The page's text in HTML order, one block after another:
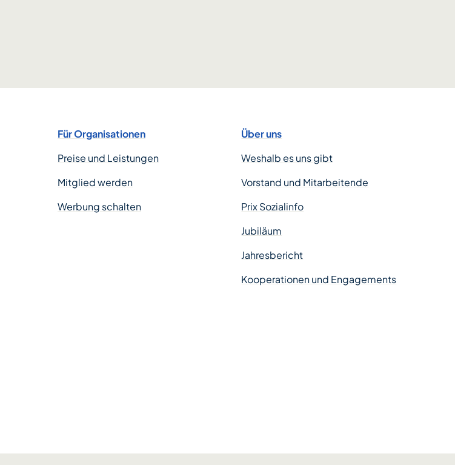
Für Organisationen
Preise und Leistungen
Mitglied werden
Werbung schalten
Über uns
Weshalb es uns gibt
Vorstand und Mitarbeitende
Prix Sozialinfo
Jubiläum
Jahresbericht
Kooperationen und Engagements